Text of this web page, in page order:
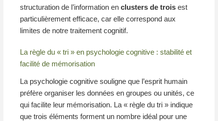
structuration de l’information enclusters de trois est
particulièrement efficace, car elle correspond aux
limites de notre traitement cognitif.
La règle du « tri » en psychologie cognitive : stabilité et
facilité de mémorisation
La psychologie cognitive souligne que l’esprit humain
préfère organiser les données en groupes ou unités, ce
qui facilite leur mémorisation. La « règle du tri » indique
que trois éléments forment un nombre idéal pour une